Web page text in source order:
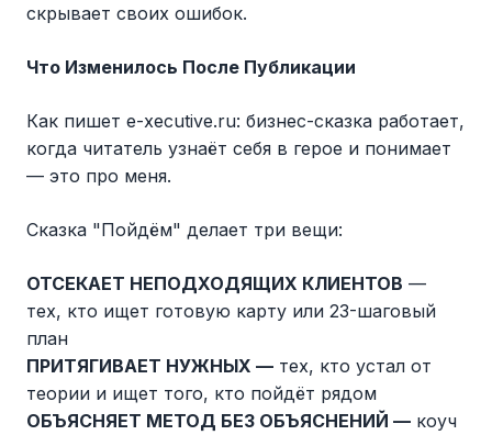
скрывает своих ошибок.
Что Изменилось После Публикации
Как пишет e-xecutive.ru: бизнес-сказка работает,
когда читатель узнаёт себя в герое и понимает
— это про меня.
Сказка "Пойдём" делает три вещи:
ОТСЕКАЕТ НЕПОДХОДЯЩИХ КЛИЕНТОВ —
тех, кто ищет готовую карту или 23-шаговый
план
ПРИТЯГИВАЕТ НУЖНЫХ — тех, кто устал от
теории и ищет того, кто пойдёт рядом
ОБЪЯСНЯЕТ МЕТОД БЕЗ ОБЪЯСНЕНИЙ — коуч